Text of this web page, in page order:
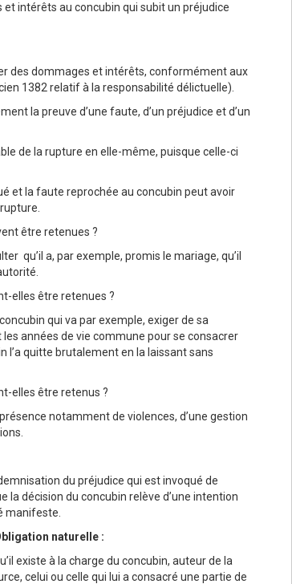
intérêts au concubin qui subit un préjudice
des dommages et intérêts, conformément aux
1382 relatif à la responsabilité délictuelle).
la preuve d’une faute, d’un préjudice et d’un
de la rupture en elle-même, puisque celle-ci
et la faute reprochée au concubin peut avoir
être retenues ?
qu’il a, par exemple, promis le mariage, qu’il
elles être retenues ?
qui va par exemple, exiger de sa
années de vie commune pour se consacrer
l’a quitte brutalement en la laissant sans
elles être retenus ?
notamment de violences, d’une gestion
du préjudice qui est invoqué de
décision du concubin relève d’une intention
manifeste.
naturelle :
existe à la charge du concubin, auteur de la
celui ou celle qui lui a consacré une partie de